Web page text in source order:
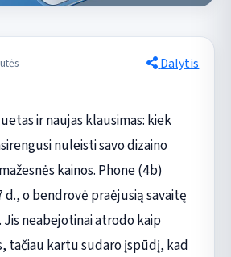
Dalytis
ir naujas klausimas: kiek
nuleisti savo dizaino
kainos. Phone (4b)
d., o bendrovė praėjusią savaitę
Jis neabejotinai atrodo kaip
tačiau kartu sudaro įspūdį, kad